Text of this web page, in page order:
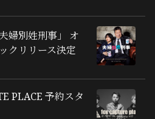
婦別姓刑事」 オ
クリリース決定
PLACE 予約スタ